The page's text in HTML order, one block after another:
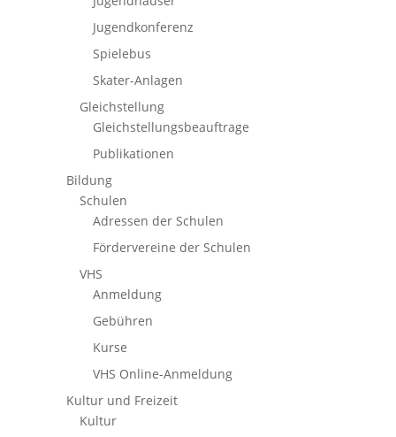
Jugendkonferenz
Spielebus
Skater-Anlagen
Gleichstellung
Gleichstellungsbeauftrage
Publikationen
Bildung
Schulen
Adressen der Schulen
Fördervereine der Schulen
VHS
Anmeldung
Gebühren
Kurse
VHS Online-Anmeldung
Kultur und Freizeit
Kultur